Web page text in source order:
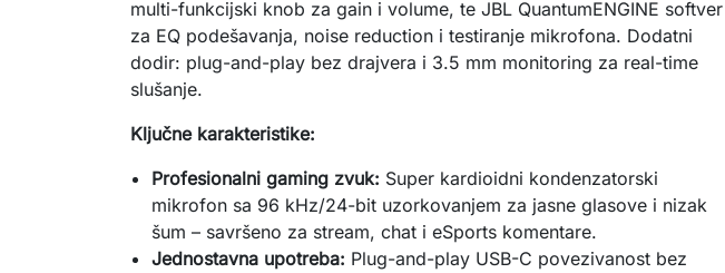
multi-funkcijski knob za gain i volume, te JBL QuantumENGINE softver
za EQ podešavanja, noise reduction i testiranje mikrofona. Dodatni
dodir: plug-and-play bez drajvera i 3.5 mm monitoring za real-time
slušanje.
Ključne karakteristike:
Profesionalni gaming zvuk: Super kardioidni kondenzatorski
mikrofon sa 96 kHz/24-bit uzorkovanjem za jasne glasove i nizak
šum – savršeno za stream, chat i eSports komentare.
Jednostavna upotreba: Plug-and-play USB-C povezivanost bez